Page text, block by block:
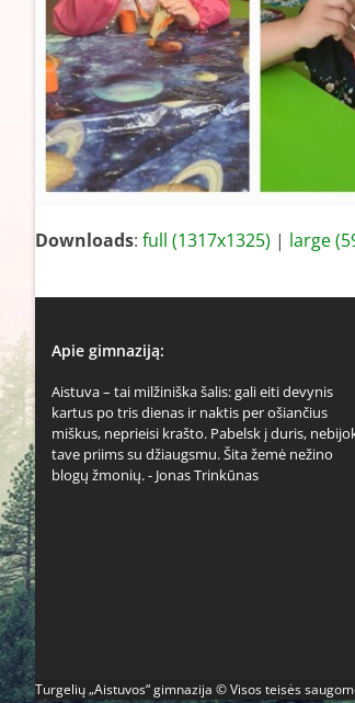
Downloads: full (1317x1325) | large
Apie gimnaziją:
Aistuva – tai milžiniška šalis: gali eiti devynis
kartus po tris dienas ir naktis per ošiančius
miškus, neprieisi krašto. Pabelsk į duris,
tave priims su džiaugsmu. Šita žemė nežino
blogų žmonių. - Jonas Trinkūnas
Turgelių „Aistuvos“ gimnazija © Visos teisės